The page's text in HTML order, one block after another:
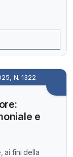
N. 1322
e
ai fini della